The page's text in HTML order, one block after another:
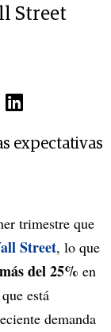
Street
expectativas
trimestre que
Street, lo que
del 25% en
está
demanda